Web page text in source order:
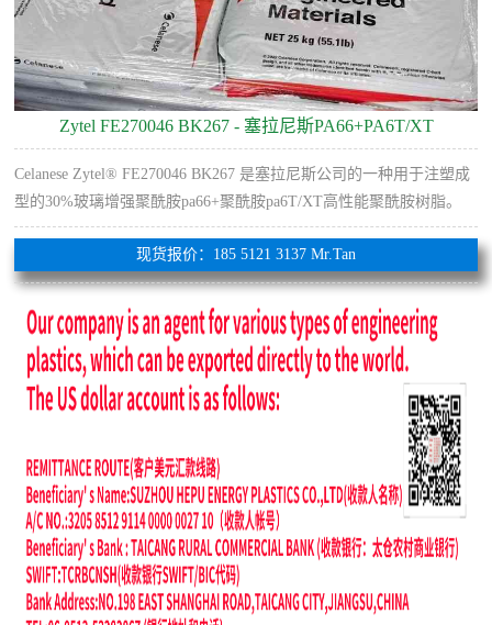
Zytel FE270046 BK267 - 塞拉尼斯PA66+PA6T/XT
Celanese Zytel® FE270046 BK267 是塞拉尼斯公司的一种用于注塑成
型的30%玻璃增强聚酰胺pa66+聚酰胺pa6T/XT高性能聚酰胺树脂。
现货报价：185 5121 3137 Mr.Tan